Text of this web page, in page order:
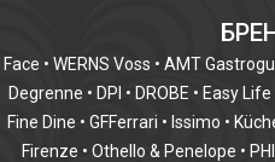
Face • WERNS Voss • AMT
Degrenne • DPI • DROBE • Easy Life
Fine Dine • GFFerrari • Issimo •
Firenze • Othello & Penelope •